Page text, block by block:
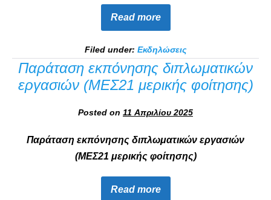
Read more
Filed under: Εκδηλώσεις
Παράταση εκπόνησης διπλωματικών
εργασιών (ΜΕΣ21 μερικής φοίτησης)
Posted on 11 Απριλίου 2025
Παράταση εκπόνησης διπλωματικών εργασιών
(ΜΕΣ21 μερικής φοίτησης)
Read more